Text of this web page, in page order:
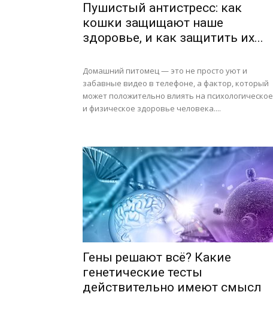
Пушистый антистресс: как
кошки защищают наше
здоровье, и как защитить их...
Домашний питомец — это не просто уют и
забавные видео в телефоне, а фактор, который
может положительно влиять на психологическое
и физическое здоровье человека....
Гены решают всё? Какие
генетические тесты
действительно имеют смысл